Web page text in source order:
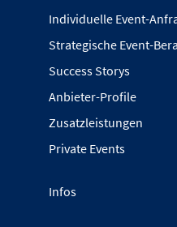
Individuelle Event-
Strategische Event-
Success Storys
Anbieter-Profile
Zusatzleistungen
Private Events
Infos